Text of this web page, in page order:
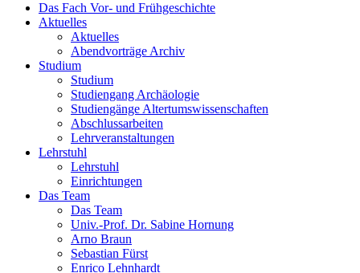
Das Fach Vor- und Frühgeschichte
Aktuelles
Aktuelles
Abendvorträge Archiv
Studium
Studium
Studiengang Archäologie
Studiengänge Altertumswissenschaften
Abschlussarbeiten
Lehrveranstaltungen
Lehrstuhl
Lehrstuhl
Einrichtungen
Das Team
Das Team
Univ.-Prof. Dr. Sabine Hornung
Arno Braun
Sebastian Fürst
Enrico Lehnhardt